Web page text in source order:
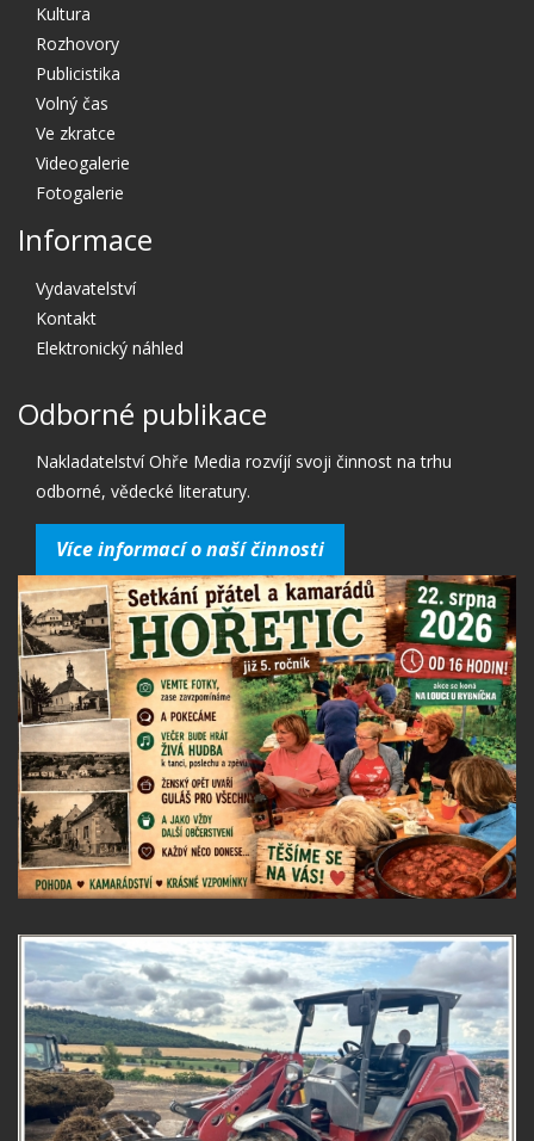
Kultura
Rozhovory
Publicistika
Volný čas
Ve zkratce
Videogalerie
Fotogalerie
Informace
Vydavatelství
Kontakt
Elektronický náhled
Odborné publikace
Nakladatelství Ohře Media rozvíjí svoji činnost na trhu
odborné, vědecké literatury.
Více informací o naší činnosti